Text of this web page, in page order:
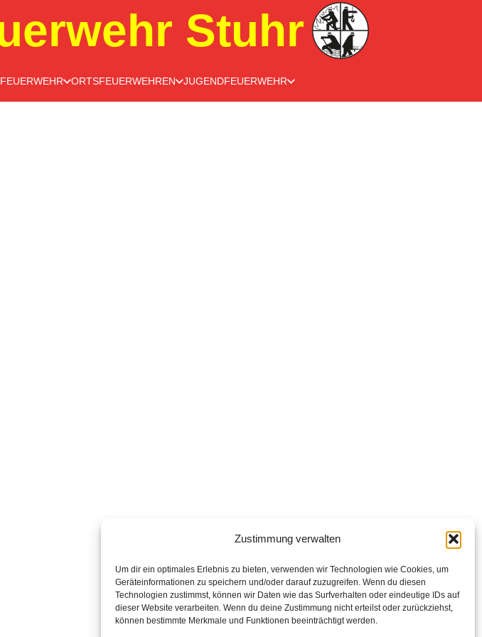
Zustimmung verwalten
Um dir ein optimales Erlebnis zu bieten, verwenden wir Technologien wie Cookies, um
Geräteinformationen zu speichern und/oder darauf zuzugreifen. Wenn du diesen
Technologien zustimmst, können wir Daten wie das Surfverhalten oder eindeutige IDs auf
dieser Website verarbeiten. Wenn du deine Zustimmung nicht erteilst oder zurückziehst,
können bestimmte Merkmale und Funktionen beeinträchtigt werden.
Stuhr
ORTSFEUERWEHREN JUGENDFEUERWEHR